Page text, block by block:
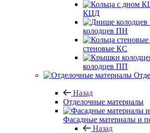
КЦД
колодцев ПН
стеновые КС
колодцев ПП
Назад
Отделочные материалы
Фасадные материалы и
Назад